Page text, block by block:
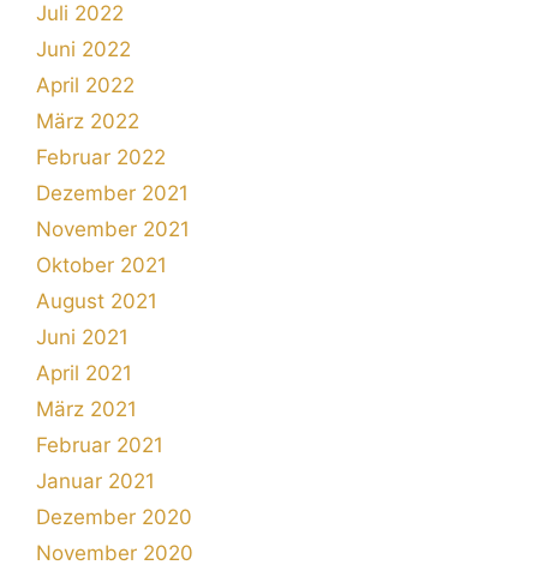
Juli 2022
Juni 2022
April 2022
März 2022
Februar 2022
Dezember 2021
November 2021
Oktober 2021
August 2021
Juni 2021
April 2021
März 2021
Februar 2021
Januar 2021
Dezember 2020
November 2020